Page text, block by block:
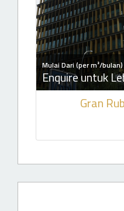
Mulai Dari (per m²/bulan)
Enquire untuk
Gran